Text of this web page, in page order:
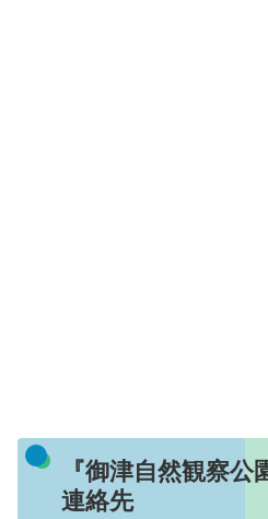
『御津自然観察公
連絡先